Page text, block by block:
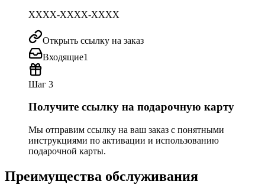
XXXX-XXXX-XXXX
Открыть ссылку на заказ
Входящие1
Шаг 3
Получите ссылку на подарочную карту
Мы отправим ссылку на ваш заказ с понятными
инструкциями по активации и использованию
подарочной карты.
Преимущества обслуживания